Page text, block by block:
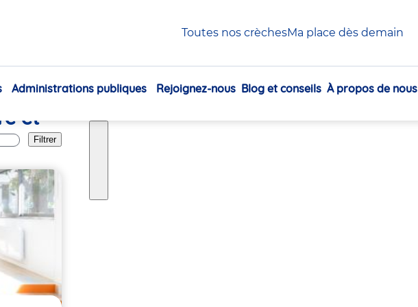
Toutes nos crèchesMa place dès demain
Navigation
Administrations publiques Rejoignez-nous Blog et conseils À propos de nous
Filtrer
et
30
30